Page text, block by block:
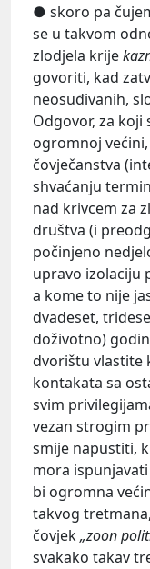
● skoro pa
se u takvom
zlodjela krije
govoriti, kad
neosuđivanih,
Odgovor, za
ogromnoj
čovječanstva
shvaćanju
nad krivcem za
društva (i
počinjeno
upravo izolaciju
a kome to nije
dvadeset,
doživotno)
dvorištu vlastite
kontakata sa
svim
vezan strogim
smije napustiti,
mora
bi ogromna
takvog
čovjek„zoon
svakako takav